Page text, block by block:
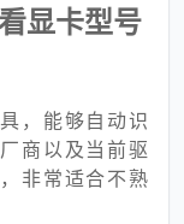
显卡型号
，能够自动识
商以及当前驱
非常适合不熟